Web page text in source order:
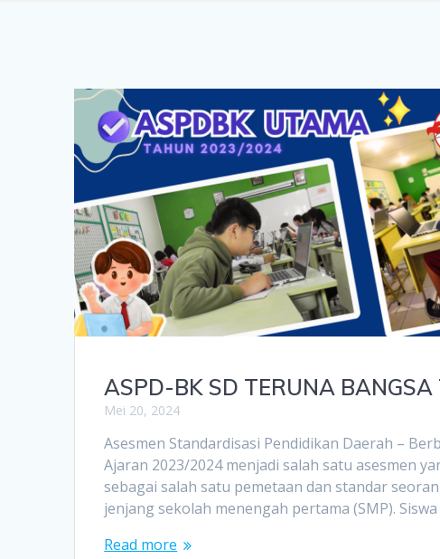
ASPD-BK SD TERUNA
Mei 20, 2024
Asesmen Standardisasi Pendidikan Daerah –
Ajaran 2023/2024 menjadi salah satu asesmen
sebagai salah satu pemetaan dan standar
jenjang sekolah menengah pertama (SMP).
Read more